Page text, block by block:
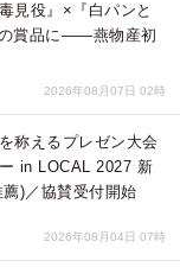
見役』×『白パンと
賞品に——燕物産初
2026年08月07日 02時
称えるプレゼン大会
in LOCAL 2027 新
)／協賛受付開始
2026年08月04日 07時